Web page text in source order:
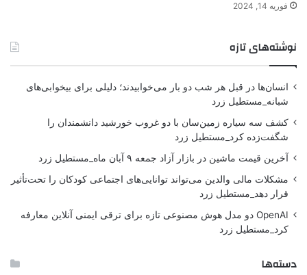
فوریه 14, 2024
نوشته‌های تازه
انسان‌ها در قبل هر شب دو بار می‌خوابیدند؛ دلیلی برای بیخوابی‌های
شبانه_مستطیل زرد
کشف سه سیاره زمین‌سان با دو غروب خورشید دانشمندان را
شگفت‌زده کرد_مستطیل زرد
آخرین قیمت ماشین در بازار آزاد جمعه ۹ آبان ماه_مستطیل زرد
مشکلات مالی والدین می‌تواند توانایی‌های اجتماعی کودکان را تحت‌تأثیر
قرار دهد_مستطیل زرد
OpenAI دو مدل هوش مصنوعی تازه برای ترقی ایمنی آنلاین معارفه
کرد_مستطیل زرد
دسته‌ها